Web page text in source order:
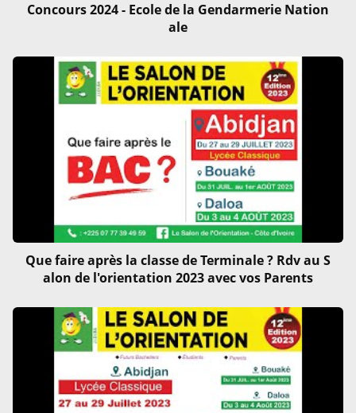
Concours 2024 - Ecole de la Gendarmerie Nation
ale
Que faire après la classe de Terminale ? Rdv au S
alon de l'orientation 2023 avec vos Parents